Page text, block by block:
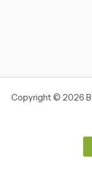
Copyright © 2026